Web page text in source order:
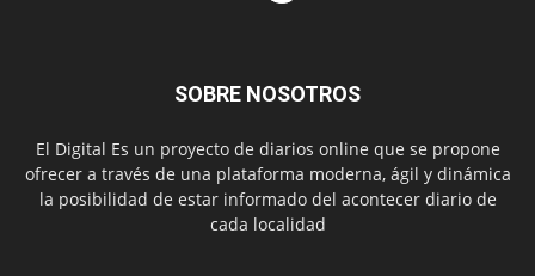
SOBRE NOSOTROS
El Digital Es un proyecto de diarios online que se propone
ofrecer a través de una plataforma moderna, ágil y dinámica
la posibilidad de estar informado del acontecer diario de
cada localidad